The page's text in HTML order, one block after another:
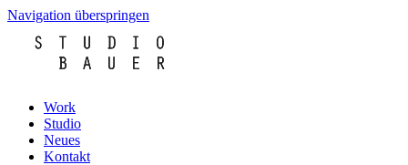
Navigation überspringen
Work
Studio
Neues
Kontakt